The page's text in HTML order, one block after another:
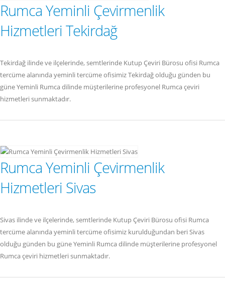
Rumca Yeminli Çevirmenlik
Hizmetleri Tekirdağ
Tekirdağ ilinde ve ilçelerinde, semtlerinde Kutup Çeviri Bürosu ofisi Rumca
tercüme alanında yeminli tercüme ofisimiz Tekirdağ olduğu günden bu
güne Yeminli Rumca dilinde müşterilerine profesyonel Rumca çeviri
hizmetleri sunmaktadır.
Rumca Yeminli Çevirmenlik
Hizmetleri Sivas
Sivas ilinde ve ilçelerinde, semtlerinde Kutup Çeviri Bürosu ofisi Rumca
tercüme alanında yeminli tercüme ofisimiz kurulduğundan beri Sivas
olduğu günden bu güne Yeminli Rumca dilinde müşterilerine profesyonel
Rumca çeviri hizmetleri sunmaktadır.